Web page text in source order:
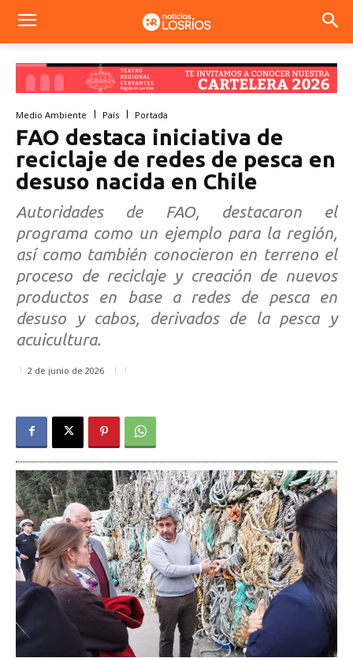
Medio Ambiente País Portada
FAO destaca iniciativa de
reciclaje de redes de pesca en
desuso nacida en Chile
Autoridades de FAO, destacaron el
programa como un ejemplo para la región,
así como también conocieron en terreno el
proceso de reciclaje y creación de nuevos
productos en base a redes de pesca en
desuso y cabos, derivados de la pesca y
acuicultura.
2 de junio de 2026